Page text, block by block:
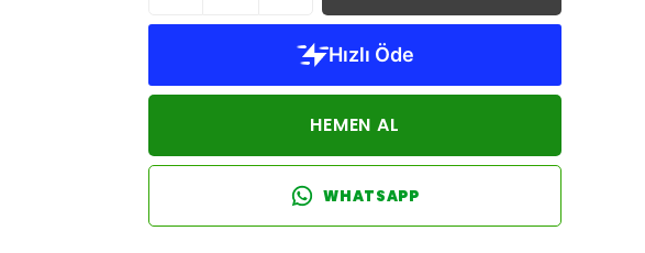
HEMEN AL
WHATSAPP